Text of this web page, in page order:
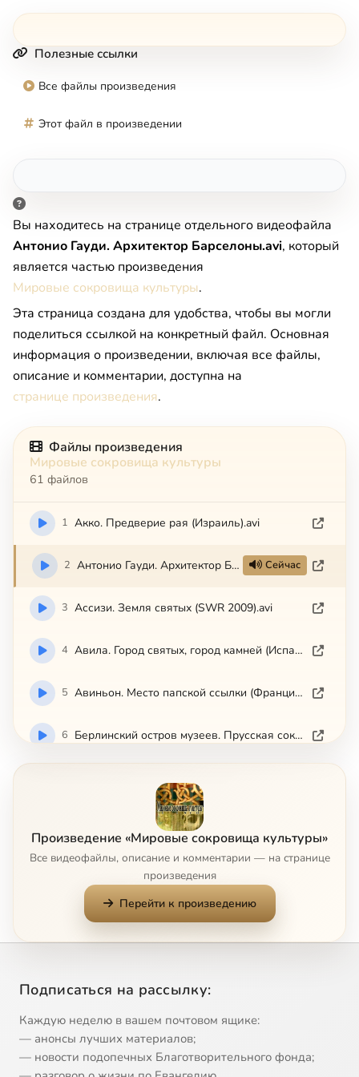
Полезные ссылки
Все файлы произведения
Этот файл в произведении
Вы находитесь на странице отдельного видеофайла
Антонио Гауди. Архитектор Барселоны.avi, который
является частью произведения
Мировые сокровища культуры.
Эта страница создана для удобства, чтобы вы могли
поделиться ссылкой на конкретный файл. Основная
информация о произведении, включая все файлы,
описание и комментарии, доступна на
странице произведения.
Файлы произведения
Мировые сокровища культуры
61 файлов
1 Акко. Предверие рая (Израиль).avi
2 Антонио Гауди. Архитектор Барселоны.avi Сейчас
3 Ассизи. Земля святых (SWR 2009).avi
4 Авила. Город святых, город камней (Испания).avi
5 Авиньон. Место папской ссылки (Франция).avi
6 Берлинский остров музеев. Прусская сокровищница.avi
Чески Крумлов. Жемчужина Богемии.avi
9 Дорога святого Иакова. Паломничество в Сантьяго де Компостела.avi
Древний Рим.avi
11 Дубровник. Крепость, открытая для мира.avi
12 Фаунтейнское аббатство.avi
Произведение «Мировые сокровища культуры»
Все видеофайлы, описание и комментарии — на странице
произведения
Перейти к произведению
Подписаться на рассылку:
Каждую неделю в вашем почтовом ящике:
— анонсы лучших материалов;
— новости подопечных Благотворительного фонда;